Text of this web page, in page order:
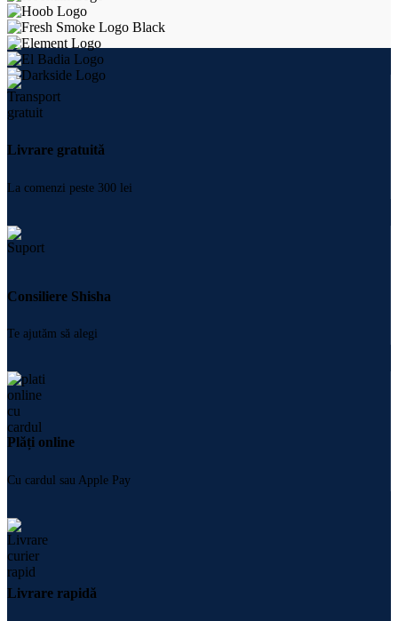
Livrare gratuită
La comenzi peste 300 lei
Consiliere Shisha
Te ajutăm să alegi
Plăți online
Cu cardul sau Apple Pay
Livrare rapidă